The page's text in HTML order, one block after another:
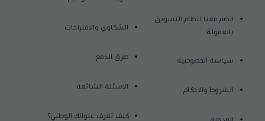
انضم معنا لنظام التسويق
بالعمولة
سياسة الخصوصية
الشروط والاحكام
المدونة
الشكاوي والاقتراحات
طرق الدفع
الاسئلة الشائعة
كيف تعرف عنوانك الوطني؟